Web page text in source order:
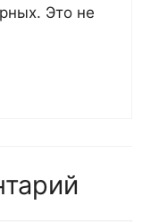
Это не